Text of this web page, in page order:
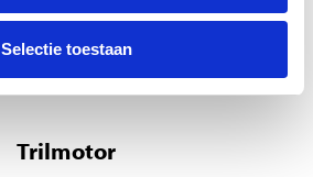
Selectie toestaan
Trilmotor